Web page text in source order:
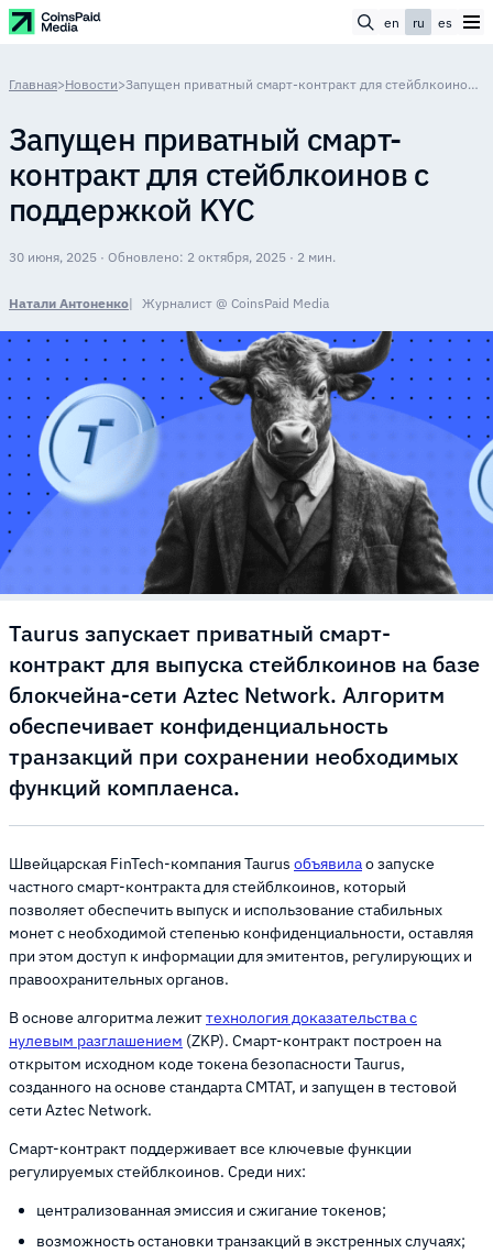
en ru es
Главная>Новости> Запущен приватный смарт-контракт для стейблкоинов с поддержкой KYC
Запущен приватный смарт-
контракт для стейблкоинов с
поддержкой KYC
30 июня, 2025 · Обновлено: 2 октября, 2025 · 2 мин.
Натали Антоненко Журналист @ CoinsPaid Media
Taurus запускает приватный смарт-
контракт для выпуска стейблкоинов на базе
блокчейна-сети Aztec Network. Алгоритм
обеспечивает конфиденциальность
транзакций при сохранении необходимых
функций комплаенса.
Швейцарская FinTech-компания Taurus объявилао запуске
частного смарт-контракта для стейблкоинов, который
позволяет обеспечить выпуск и использование стабильных
монет с необходимой степенью конфиденциальности, оставляя
при этом доступ к информации для эмитентов, регулирующих и
правоохранительных органов.
В основе алгоритма лежиттехнология доказательства с
нулевым разглашением (ZKP). Смарт-контракт построен на
открытом исходном коде токена безопасности Taurus,
созданного на основе стандарта CMTAT, и запущен в тестовой
сети Aztec Network.
Смарт-контракт поддерживает все ключевые функции
регулируемых стейблкоинов. Среди них:
централизованная эмиссия и сжигание токенов;
возможность остановки транзакций в экстренных случаях;